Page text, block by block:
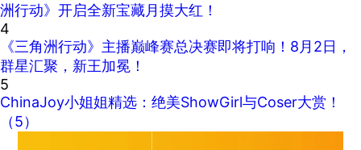
洲行动》开启全新宝藏月摸大红！
4
《三角洲行动》主播巅峰赛总决赛即将打响！8月2日，
群星汇聚，新王加冕！
5
ChinaJoy小姐姐精选：绝美ShowGirl与Coser大赏！
（5）